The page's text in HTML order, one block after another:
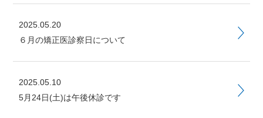
2025.05.20
６月の矯正医診察日について
2025.05.10
5月24日(土)は午後休診です